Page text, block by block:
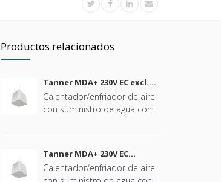
Productos relacionados
Tanner MDA+ 230V EC excl.
bomba de condensado
Calentador/enfriador de aire
con suministro de agua con
Tanner MDA+ 230V EC
incluyendo bomba de
condensado
Calentador/enfriador de aire